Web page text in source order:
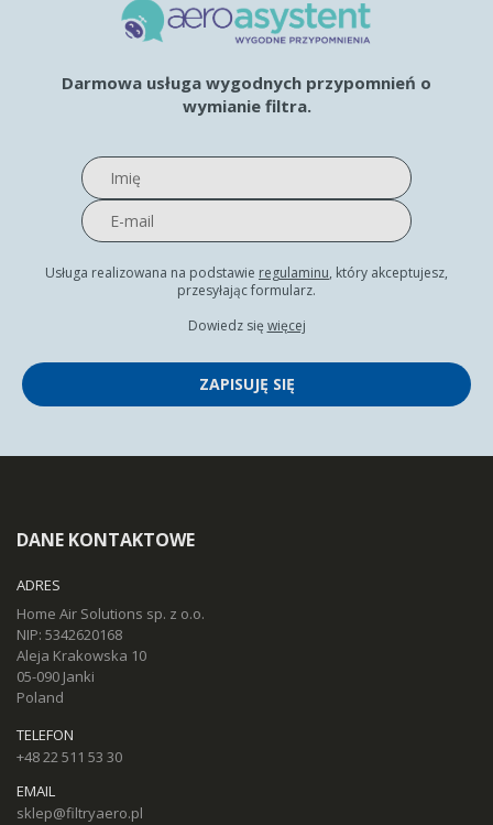
Darmowa usługa wygodnych przypomnień o
wymianie filtra.
Usługa realizowana na podstawie regulaminu, który akceptujesz,
przesyłając formularz.
Dowiedz się więcej
ZAPISUJĘ SIĘ
DANE KONTAKTOWE
ADRES
Home Air Solutions sp. z o.o.
NIP: 5342620168
Aleja Krakowska 10
05-090 Janki
Poland
TELEFON
+48 22 511 53 30
EMAIL
sklep@filtryaero.pl